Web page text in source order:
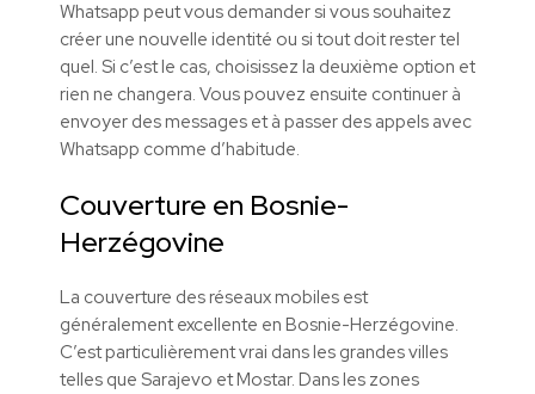
Whatsapp peut vous demander si vous souhaitez
créer une nouvelle identité ou si tout doit rester tel
quel. Si c’est le cas, choisissez la deuxième option et
rien ne changera. Vous pouvez ensuite continuer à
envoyer des messages et à passer des appels avec
Whatsapp comme d’habitude.
Couverture en Bosnie-
Herzégovine
La couverture des réseaux mobiles est
généralement excellente en Bosnie-Herzégovine.
C’est particulièrement vrai dans les grandes villes
telles que Sarajevo et Mostar. Dans les zones